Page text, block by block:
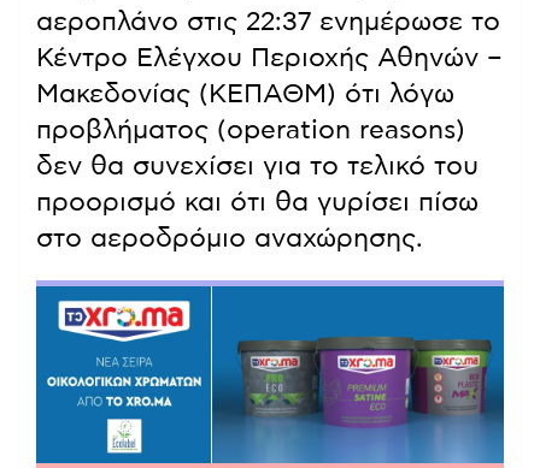
αεροπλάνο στις 22:37 ενημέρωσε το
Κέντρο Ελέγχου Περιοχής Αθηνών –
Μακεδονίας (ΚΕΠΑΘΜ) ότι λόγω
προβλήματος (operation reasons)
δεν θα συνεχίσει για το τελικό του
προορισμό και ότι θα γυρίσει πίσω
στο αεροδρόμιο αναχώρησης.